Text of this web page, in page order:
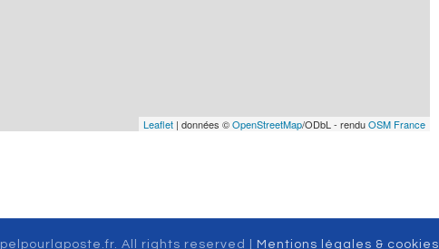
Leaflet | données ©OpenStreetMap/ODbL - renduOSM France
All rights reserved | Mentions légales & cookies